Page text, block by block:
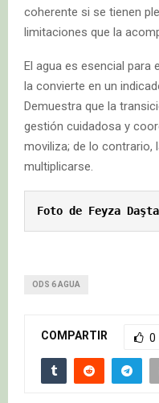
coherente si se tienen
limitaciones que la
El agua es esencial
la convierte en un
Demuestra que la
gestión cuidadosa y
moviliza; de lo contrario,
multiplicarse.
Foto de Feyza
ODS 6 AGUA
COMPARTIR 0